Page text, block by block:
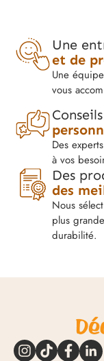
Une
et de
Une
vous
Des
à vos
Des
des
Nous
plus
durabilité.